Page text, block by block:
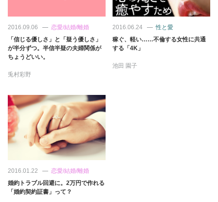
2016.09.06
恋愛/結婚/離婚
「信じる優しさ」と「疑う優しさ」
が半分ずつ。半信半疑の夫婦関係が
ちょうどいい。
兎村彩野
2016.06.24
性と愛
稼ぐ、軽い……不倫する女性に共通
する「4K」
池田 園子
2016.01.22
恋愛/結婚/離婚
婚約トラブル回避に。2万円で作れる
「婚約契約証書」って？